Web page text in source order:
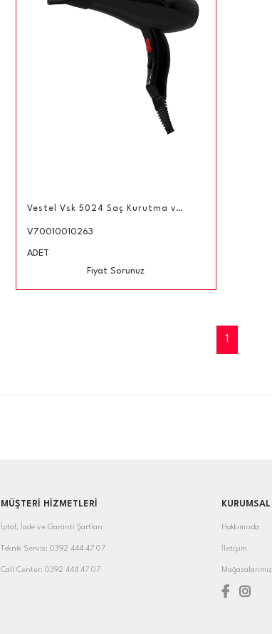
Vestel Vsk 5024 Saç Kurutma ve Fön Makinesi
V70010010263
ADET
Fiyat Sorunuz
1
MÜŞTERİ HİZMETLERİ
İptal, İade ve Garanti Şartları
Teknik Servis: 0392 444 47 07
Call Center: 0392 444 47 07
KURUMSAL
Hakkımızda
İletişim
Mağazalarımız